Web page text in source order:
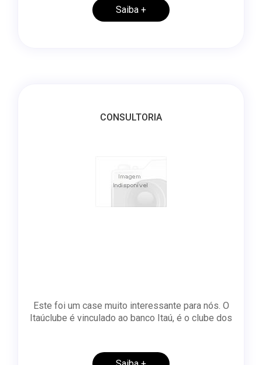
Saiba +
CONSULTORIA
Este foi um case muito interessante para nós. O
Itaúclube é vinculado ao banco Itaú, é o clube dos